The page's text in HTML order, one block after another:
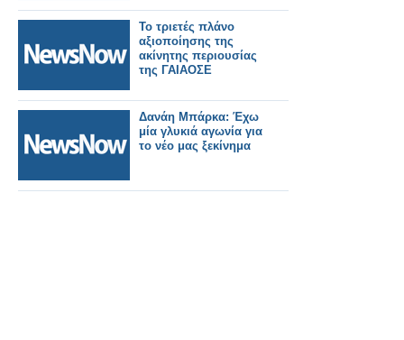
To τριετές πλάνο
αξιοποίησης της
ακίνητης περιουσίας
της ΓΑΙΑΟΣΕ
Δανάη Μπάρκα: Έχω
μία γλυκιά αγωνία για
το νέο μας ξεκίνημα